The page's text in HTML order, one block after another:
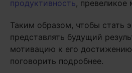
продуктивность, превеликое
Таким образом, чтобы стать
представлять будущий
мотивацию к его
поговорить подробнее.